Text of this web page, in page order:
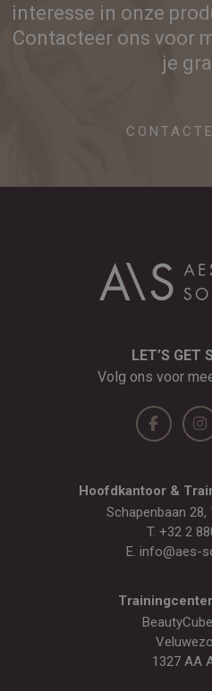
interesse in onze
Contacteer ons voor
je
LET’S GET
Volg ons voor
Hoofdkantoor &
Schapenbaan 28,
T. +32 2
E. info@aes-
1327 AA